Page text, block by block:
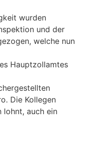
wurden
und der
welche nun
Hauptzollamtes
Die Kollegen
lohnt, auch ein